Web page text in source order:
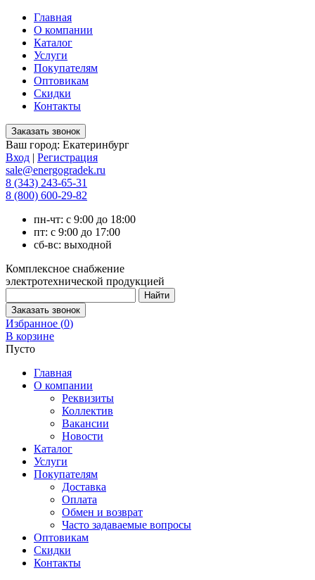
Главная
О компании
Каталог
Услуги
Покупателям
Оптовикам
Скидки
Контакты
Ваш город: Екатеринбург
Вход | Регистрация
sale@energogradek.ru
8 (343) 243-65-31
8 (800) 600-29-82
пн-чт: с 9:00 до 18:00
пт: с 9:00 до 17:00
сб-вс: выходной
Комплексное снабжение
электротехнической продукцией
Избранное (0)
В корзине
Пусто
Главная
О компании
Реквизиты
Коллектив
Вакансии
Новости
Каталог
Услуги
Покупателям
Доставка
Оплата
Обмен и возврат
Часто задаваемые вопросы
Оптовикам
Скидки
Контакты